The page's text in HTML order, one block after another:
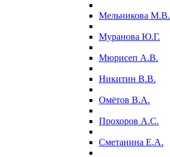
Мельникова М.В.
Муранова Ю.Г.
Мюрисеп А.В.
Никитин В.В.
Омётов В.А.
Прохоров А.С.
Сметанина Е.А.